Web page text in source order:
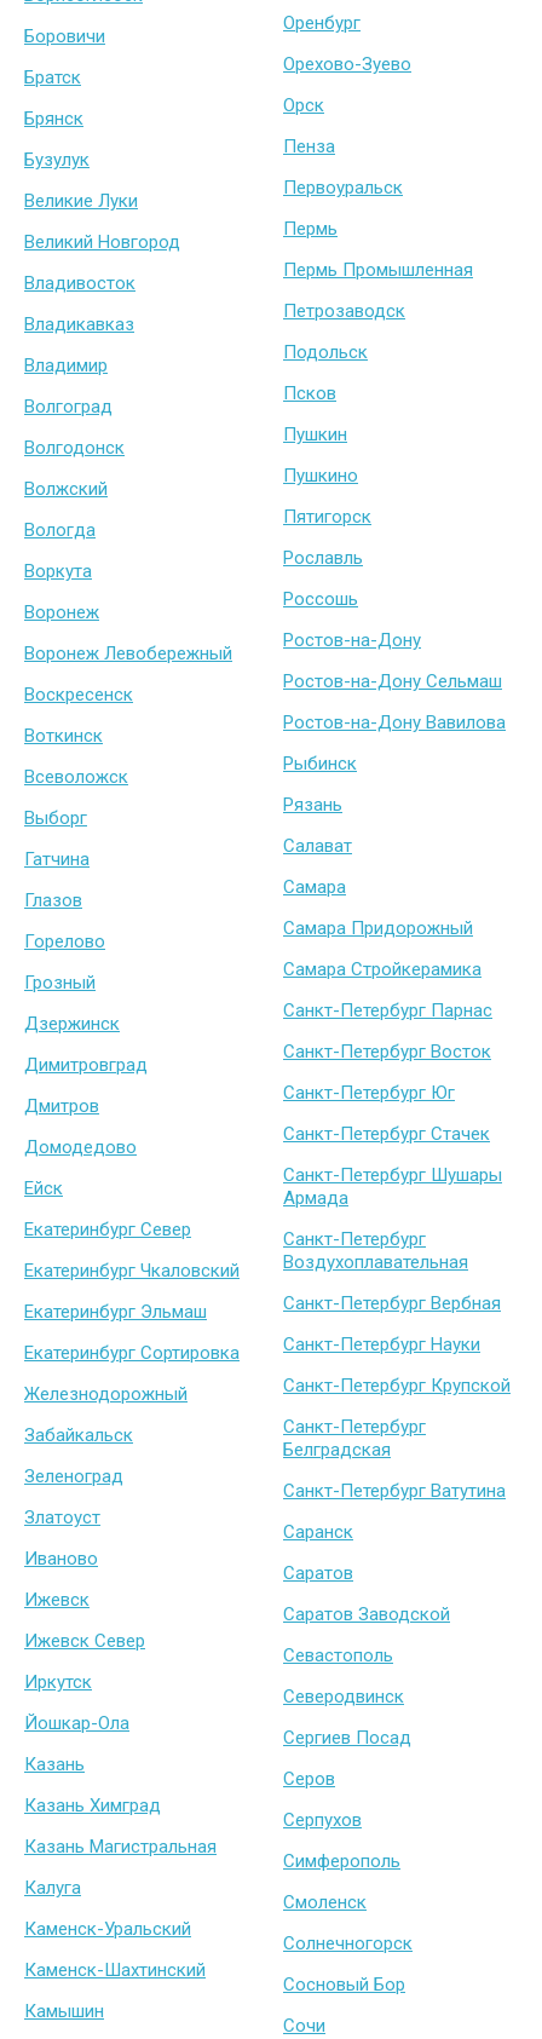
Боровичи
Братск
Брянск
Бузулук
Великие Луки
Великий Новгород
Владивосток
Владикавказ
Владимир
Волгоград
Волгодонск
Волжский
Вологда
Воркута
Воронеж
Воронеж Левобережный
Воскресенск
Воткинск
Всеволожск
Выборг
Гатчина
Глазов
Горелово
Грозный
Дзержинск
Димитровград
Дмитров
Домодедово
Ейск
Екатеринбург Север
Екатеринбург Чкаловский
Екатеринбург Эльмаш
Екатеринбург Сортировка
Железнодорожный
Забайкальск
Зеленоград
Златоуст
Иваново
Ижевск
Ижевск Север
Иркутск
Йошкар-Ола
Казань
Казань Химград
Казань Магистральная
Калуга
Каменск-Уральский
Каменск-Шахтинский
Камышин
Оренбург
Орехово-Зуево
Орск
Пенза
Первоуральск
Пермь
Пермь Промышленная
Петрозаводск
Подольск
Псков
Пушкин
Пушкино
Пятигорск
Рославль
Россошь
Ростов-на-Дону
Ростов-на-Дону Сельмаш
Ростов-на-Дону Вавилова
Рыбинск
Рязань
Салават
Самара
Самара Придорожный
Самара Стройкерамика
Санкт-Петербург Парнас
Санкт-Петербург Восток
Санкт-Петербург Юг
Санкт-Петербург Стачек
Санкт-Петербург Шушары
Армада
Санкт-Петербург
Воздухоплавательная
Санкт-Петербург Вербная
Санкт-Петербург Науки
Санкт-Петербург Крупской
Санкт-Петербург
Белградская
Санкт-Петербург Ватутина
Саранск
Саратов
Саратов Заводской
Севастополь
Северодвинск
Сергиев Посад
Серов
Серпухов
Симферополь
Смоленск
Солнечногорск
Сосновый Бор
Сочи